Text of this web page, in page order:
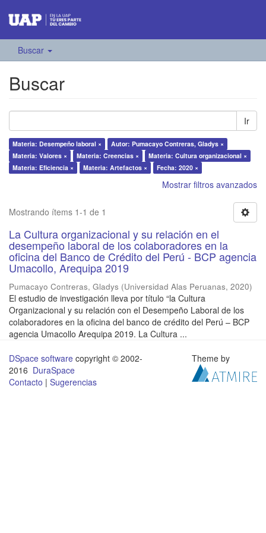
Buscar
Buscar
Ir
Materia: Desempeño laboral ×
Autor: Pumacayo Contreras, Gladys ×
Materia: Valores ×
Materia: Creencias ×
Materia: Cultura organizacional ×
Materia: Eficiencia ×
Materia: Artefactos × Fecha: 2020 ×
Mostrar filtros avanzados
Mostrando ítems 1-1 de 1
La Cultura organizacional y su relación en el
desempeño laboral de los colaboradores en la
oficina del Banco de Crédito del Perú - BCP agencia
Umacollo, Arequipa 2019
Pumacayo Contreras, Gladys (Universidad Alas Peruanas, 2020)
El estudio de investigación lleva por título “la Cultura
Organizacional y su relación con el Desempeño Laboral de los
colaboradores en la oficina del banco de crédito del Perú – BCP
agencia Umacollo Arequipa 2019. La Cultura ...
DSpace software copyright © 2002-
2016 DuraSpace
Contacto | Sugerencias
Theme by